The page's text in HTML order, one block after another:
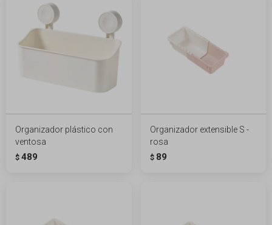
Organizador plástico con
ventosa
$ 489
Organizador extensible S -
rosa
$ 89